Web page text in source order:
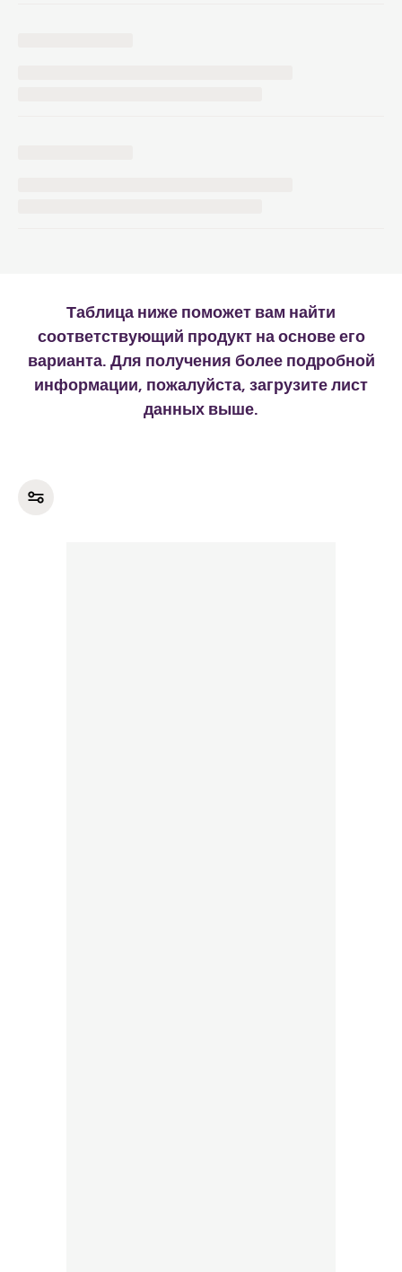
Таблица ниже поможет вам найти
соответствующий продукт на основе его
варианта. Для получения более подробной
информации, пожалуйста, загрузите лист
данных выше.